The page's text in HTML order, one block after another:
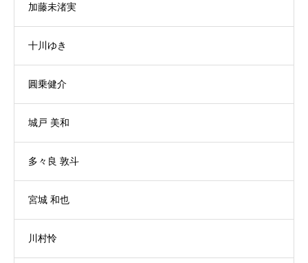
加藤未渚実
十川ゆき
圓乗健介
城戸 美和
多々良 敦斗
宮城 和也
川村怜